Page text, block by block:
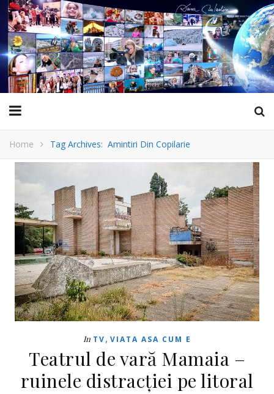
Home Tag Archives: Amintiri Din Copilarie
In TV, VIATA ASA CUM E
Teatrul de vară Mamaia –
ruinele distracției pe litoral